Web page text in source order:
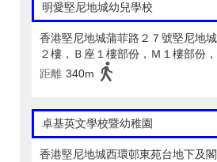
明愛堅尼地城幼兒學校
香港堅尼地城蒲菲路２７號堅尼地
２樓，Ｂ座１樓部份，Ｍ１樓部份
距離 340m
卓基英文學校暨幼稚園
香港堅尼地城西環邨東苑台地下及